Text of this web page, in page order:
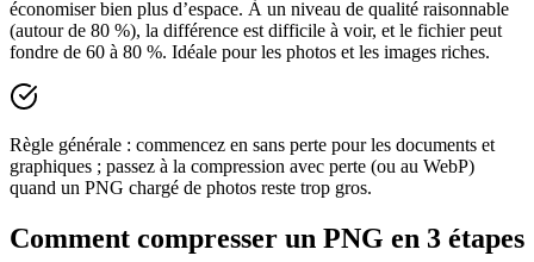
économiser bien plus d’espace. À un niveau de qualité raisonnable
(autour de 80 %), la différence est difficile à voir, et le fichier peut
fondre de 60 à 80 %. Idéale pour les photos et les images riches.
Règle générale : commencez en sans perte pour les documents et
graphiques ; passez à la compression avec perte (ou au WebP)
quand un PNG chargé de photos reste trop gros.
Comment compresser un PNG en 3 étapes